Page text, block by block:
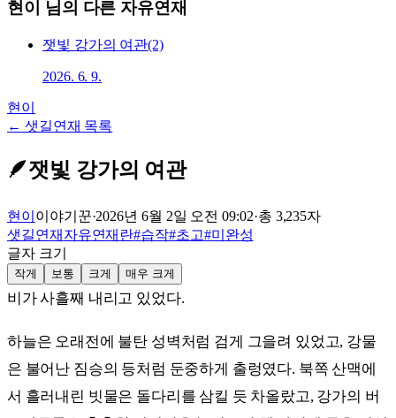
현이 님의 다른 자유연재
잿빛 강가의 여관(2)
2026. 6. 9.
현이
← 샛길연재 목록
🪶잿빛 강가의 여관
현이 이야기꾼·2026년 6월 2일 오전 09:02·총 3,235자
샛길연재 자유연재란#습작#초고#미완성
글자 크기
작게 보통 크게 매우 크게
비가 사흘째 내리고 있었다.
하늘은 오래전에 불탄 성벽처럼 검게 그을려 있었고, 강물
은 불어난 짐승의 등처럼 둔중하게 출렁였다. 북쪽 산맥에
서 흘러내린 빗물은 돌다리를 삼킬 듯 차올랐고, 강가의 버